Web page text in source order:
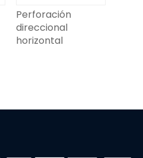
Perforación
direccional
horizontal